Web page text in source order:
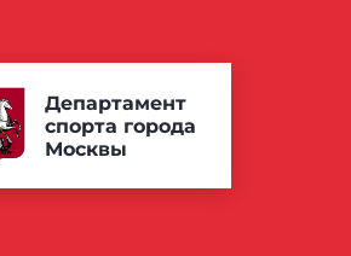
Департамент
спорта города
Москвы